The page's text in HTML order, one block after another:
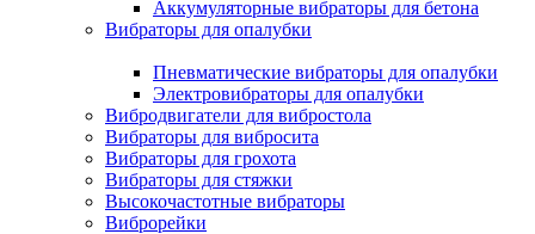
Аккумуляторные вибраторы для бетона
Вибраторы для опалубки
Пневматические вибраторы для опалубки
Электровибраторы для опалубки
Вибродвигатели для вибростола
Вибраторы для вибросита
Вибраторы для грохота
Вибраторы для стяжки
Высокочастотные вибраторы
Виброрейки